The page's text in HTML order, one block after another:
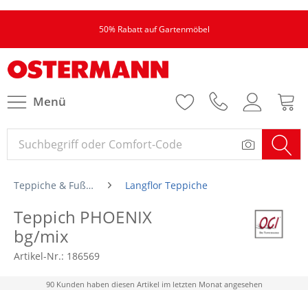
50% Rabatt auf Gartenmöbel
Menü
Teppiche & Fußmatten Langflor Teppiche
Teppich PHOENIX
bg/mix
Artikel-Nr.: 186569
90 Kunden haben diesen Artikel im letzten Monat angesehen